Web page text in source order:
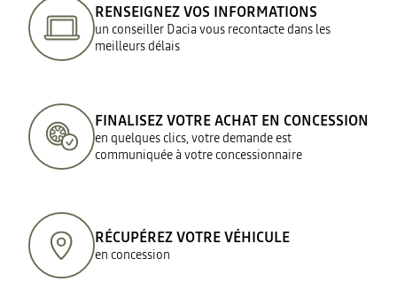
RENSEIGNEZ VOS INFORMATIONS
un conseiller Dacia vous recontacte dans les
meilleurs délais
FINALISEZ VOTRE ACHAT EN CONCESSION
en quelques clics, votre demande est
communiquée à votre concessionnaire
RÉCUPÉREZ VOTRE VÉHICULE
en concession